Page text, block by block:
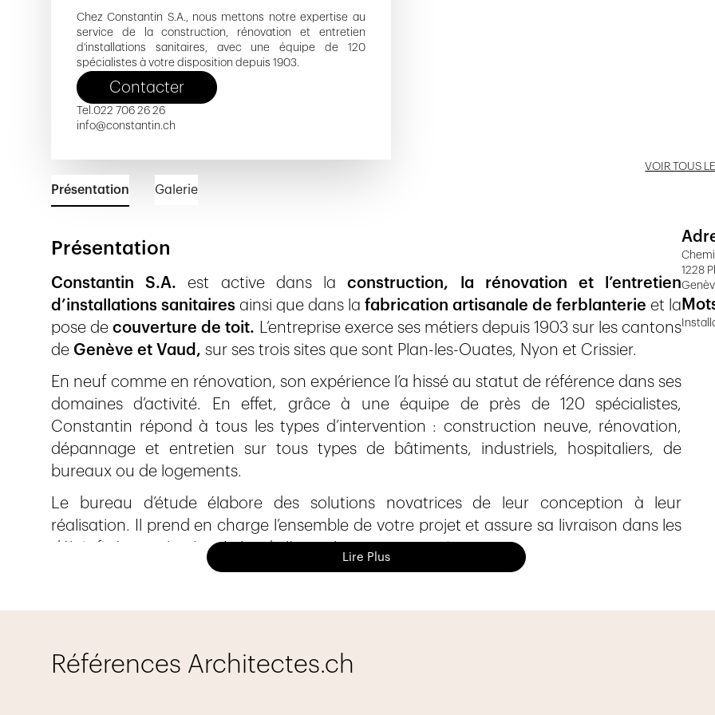
Chez Constantin S.A., nous mettons notre expertise au
service de la construction, rénovation et entretien
d'installations sanitaires, avec une équipe de 120
spécialistes à votre disposition depuis 1903.
Contacter
Tel.022 706 26 26
info@constantin.ch
VOIR TOUS
Présentation Galerie
Présentation
Constantin S.A. est active dans laconstruction, la rénovation et l’entretien
d’installations sanitaires ainsi que dans lafabrication artisanale de ferblanterie et la
pose decouverture de toit. L’entreprise exerce ses métiers depuis 1903 sur les cantons
de Genève et Vaud, sur ses trois sites que sont Plan-les-Ouates, Nyon et Crissier.
En neuf comme en rénovation, son expérience l’a hissé au statut de référence dans ses
domaines d’activité. En effet, grâce à une équipe de près de 120 spécialistes,
Constantin répond à tous les types d’intervention : construction neuve, rénovation,
dépannage et entretien sur tous types de bâtiments, industriels, hospitaliers, de
bureaux ou de logements.
Le bureau d’étude élabore des solutions novatrices de leur conception à leur
réalisation. Il prend en charge l’ensemble de votre projet et assure sa livraison dans les
délais fixés et selon les règles de l’art et les normes en vigueur.
d’écoulement des appareilssanitaires, l’alimentation des fluides (gaz naturel, fluides
Lire Plus
1228
Références Architectes.ch